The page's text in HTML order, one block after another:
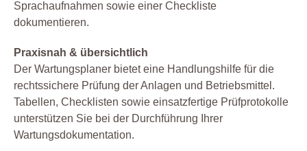
Sprachaufnahmen sowie einer Checkliste
dokumentieren.
Praxisnah & übersichtlich
Der Wartungsplaner bietet eine Handlungshilfe für die
rechtssichere Prüfung der Anlagen und Betriebsmittel.
Tabellen, Checklisten sowie einsatzfertige Prüfprotokolle
unterstützen Sie bei der Durchführung Ihrer
Wartungsdokumentation.